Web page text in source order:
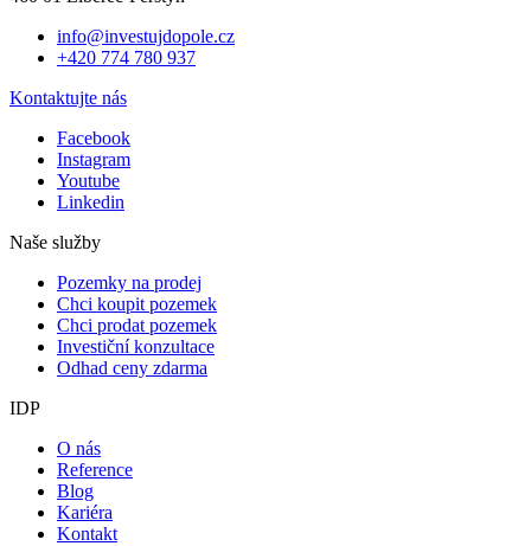
info@investujdopole.cz
+420 774 780 937
Kontaktujte nás
Facebook
Instagram
Youtube
Linkedin
Naše služby
Pozemky na prodej
Chci koupit pozemek
Chci prodat pozemek
Investiční konzultace
Odhad ceny zdarma
IDP
O nás
Reference
Blog
Kariéra
Kontakt